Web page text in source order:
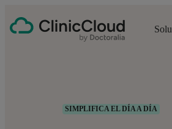
SIMPLIFICA EL DÍA A DÍA